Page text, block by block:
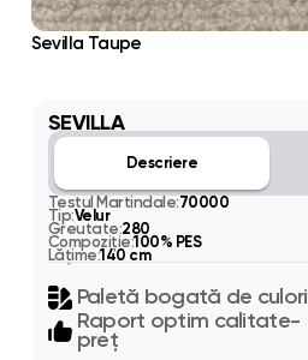
Sevilla Taupe
SEVILLA
Descriere
Testul Martindale:70000
Tip:Velur
Greutate:280
Compoziție:100% PES
Lățime:140 cm
Paletă bogată de culori
Raport optim calitate-
preț